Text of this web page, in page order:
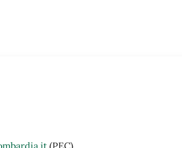
(PEC)